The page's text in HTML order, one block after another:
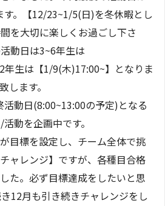
す。【12/23~1/5(日)を冬休暇とし
を大切に楽しくお過ごし下さ
動日は3~6年生は
年生は【1/9(木)17:00~】となりま
します。
活動日(8:00~13:00の予定)となる
動を企画中です。
目標を設定し、チーム全体で挑
ャレンジ】ですが、各種目合格
た。必ず目標達成をしたいと思
12月も引き続きチャレンジをし